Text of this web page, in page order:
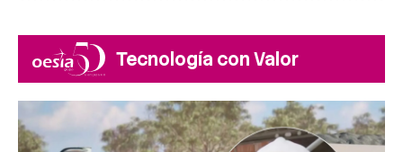
Tecnología con Valor